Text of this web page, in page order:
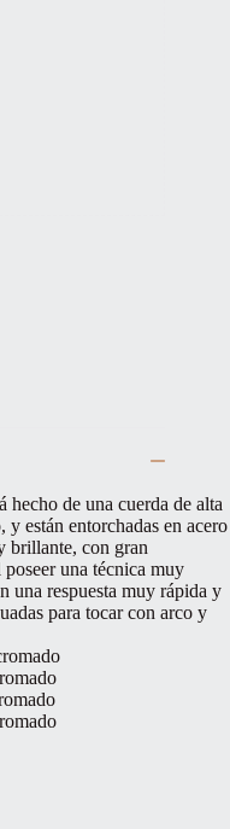
hecho de una cuerda de alta
y están entorchadas en acero
brillante, con gran
una técnica muy
una respuesta muy rápida y
para tocar con arco y